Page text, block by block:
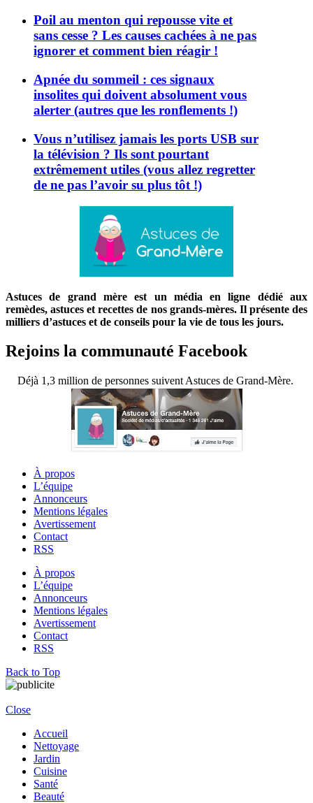
Poil au menton qui repousse vite et
sans cesse ? Les causes cachées à ne pas
ignorer et comment bien réagir !
Apnée du sommeil : ces signaux
insolites qui doivent absolument vous
alerter (autres que les ronflements !)
Vous n’utilisez jamais les ports USB sur
la télévision ? Ils sont pourtant
extrêmement utiles (vous allez regretter
de ne pas l’avoir su plus tôt !)
Astuces de grand mère est un média en ligne dédié aux
remèdes, astuces et recettes de nos grands-mères. Il présente des
milliers d’astuces et de conseils pour la vie de tous les jours.
Rejoins la communauté Facebook
Déjà 1,3 million de personnes suivent Astuces de Grand-Mère.
À propos
L’équipe
Annonceurs
Mentions légales
Avertissement
Contact
RSS
À propos
L’équipe
Annonceurs
Mentions légales
Avertissement
Contact
RSS
Back to Top
Close
Accueil
Nettoyage
Jardin
Cuisine
Santé
Beauté